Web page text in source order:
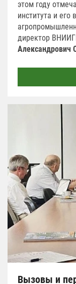
этом году
института и его
директор
Александрович
Вызовы и